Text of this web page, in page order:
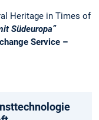
Heritage in Times of
Südeuropa”
Service –